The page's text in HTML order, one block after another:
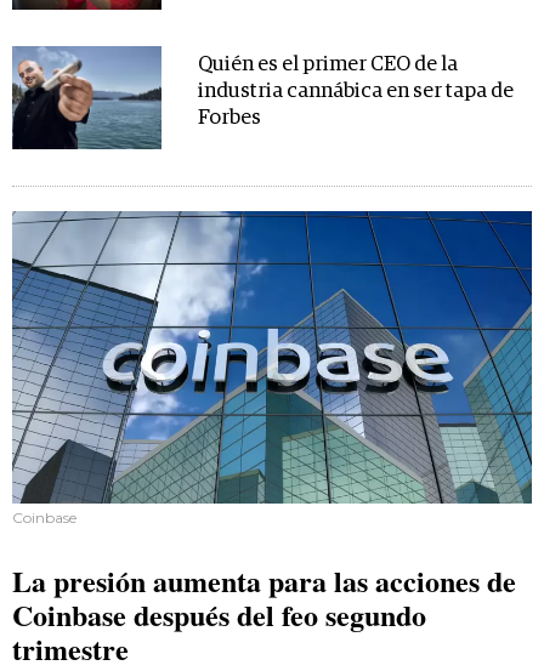
Quién es el primer CEO de la
industria cannábica en ser tapa de
Forbes
Coinbase
La presión aumenta para las acciones de
Coinbase después del feo segundo
trimestre